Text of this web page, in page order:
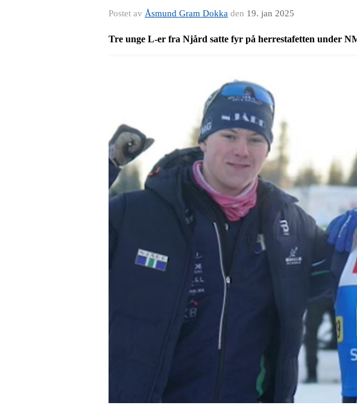
Postet av Åsmund Gram Dokka den 19. jan 2025
Tre unge L-er fra Njård satte fyr på herrestafetten under